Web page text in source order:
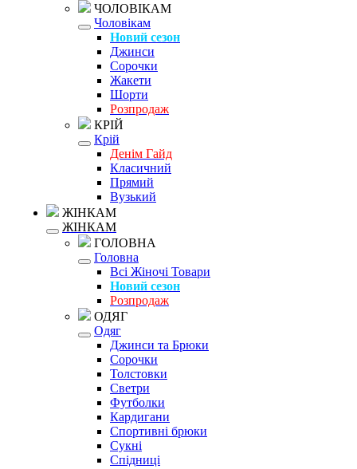
ЧОЛОВІКАМ
Чоловікам
Новий сезон
Джинси
Сорочки
Жакети
Шорти
Розпродаж
КРІЙ
Крій
Денім Гайд
Класичний
Прямий
Вузький
ЖІНКАМ
ЖІНКАМ
ГОЛОВНА
Головна
Всі Жіночі Товари
Новий сезон
Розпродаж
ОДЯГ
Одяг
Джинси та Брюки
Сорочки
Толстовки
Светри
Футболки
Кардигани
Спортивні брюки
Сукні
Спідниці